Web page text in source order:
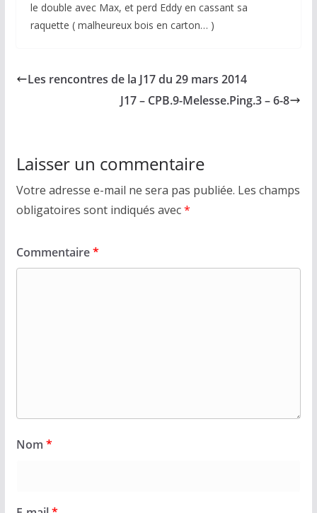
le double avec Max, et perd Eddy en cassant sa
raquette ( malheureux bois en carton… )
Les rencontres de la J17 du 29 mars 2014
J17 – CPB.9-Melesse.Ping.3 – 6-8
Laisser un commentaire
Votre adresse e-mail ne sera pas publiée. Les champs
obligatoires sont indiqués avec*
Commentaire*
Nom *